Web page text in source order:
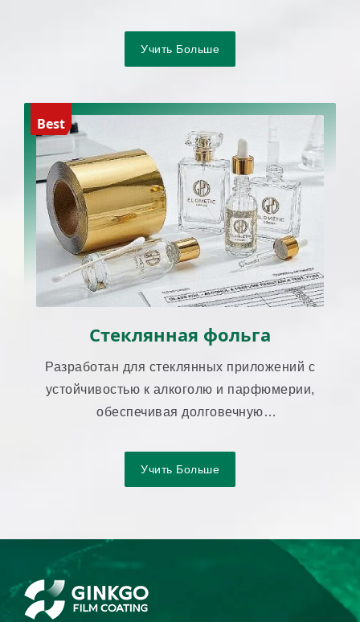
Учить Больше
Best
Стеклянная фольга
Разработан для стеклянных приложений с
устойчивостью к алкоголю и парфюмерии,
обеспечивая долговечную
Учить Больше